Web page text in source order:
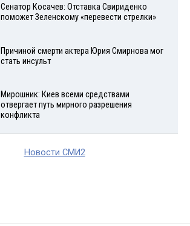
Сенатор Косачев: Отставка Свириденко
поможет Зеленскому «перевести стрелки»
Причиной смерти актера Юрия Смирнова мог
стать инсульт
Мирошник: Киев всеми средствами
отвергает путь мирного разрешения
конфликта
Новости СМИ2